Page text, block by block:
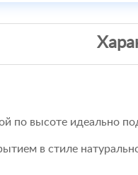
по высоте идеально
в стиле